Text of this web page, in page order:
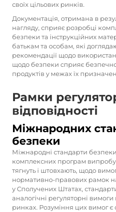
своїх цільових ринків.
Документація, отримана в
нагляду, сприяє розробці
безпеки та інструкційних
батькам та особам, які
рекомендації щодо
щодо безпеки сприяє
продуктів у межах їх
Рамки
відповідності
Міжнародних
безпеки
Міжнародні стандарти
комплексних програм
тягнуть і штовхають, щодо
нормативно-правових рамок
у Сполучених Штатах,
аналогічні регуляторні
ринках. Розуміння цих вимог є